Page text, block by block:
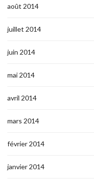
août 2014
juillet 2014
juin 2014
mai 2014
avril 2014
mars 2014
février 2014
janvier 2014